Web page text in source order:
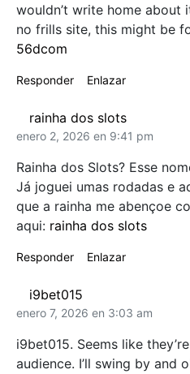
wouldn’t write home
no frills site, this might be
56dcom
Responder Enlazar
rainha dos slots
enero 2, 2026 en 9:41 pm
Rainha dos Slots? Esse
Já joguei umas rodadas e
que a rainha me abençoe
aqui: rainha dos slots
Responder Enlazar
i9bet015
enero 7, 2026 en 3:03 am
i9bet015. Seems like
audience. I’ll swing by and